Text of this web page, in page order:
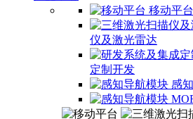
移动平台
仪及激光雷达
定制开发
感